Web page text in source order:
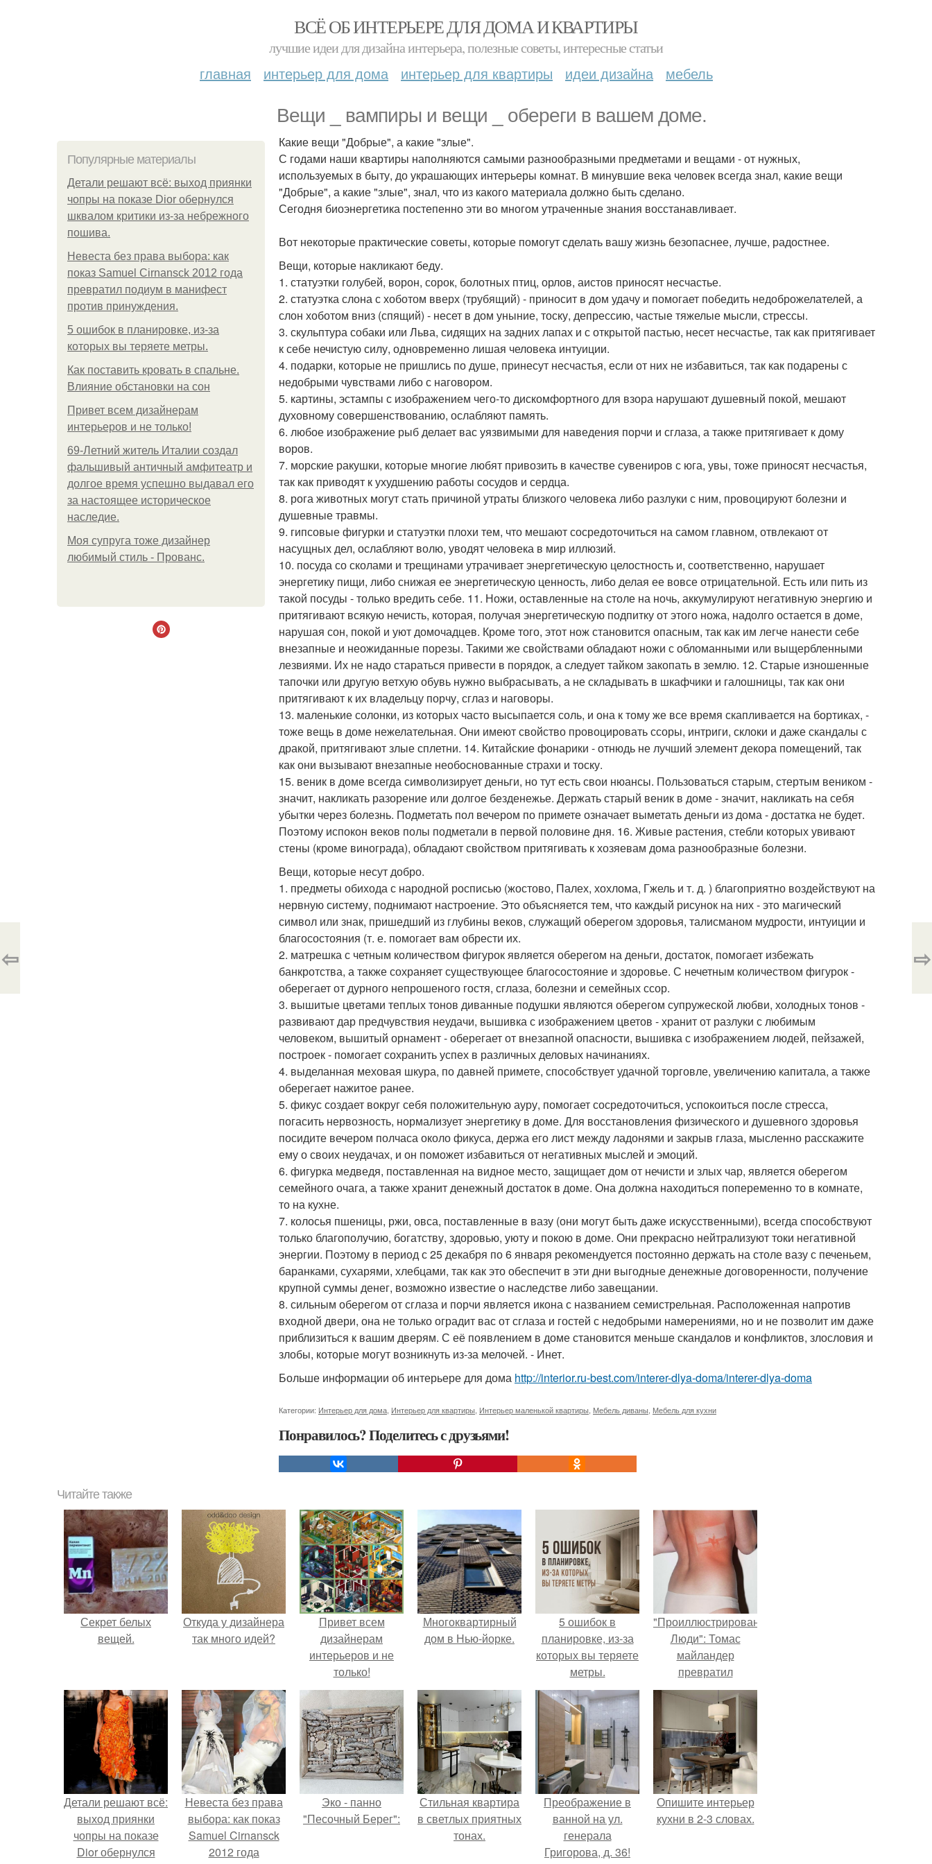
ВСЁ ОБ ИНТЕРЬЕРЕ ДЛЯ ДОМА И КВАРТИРЫ
лучшие идеи для дизайна интерьера, полезные советы, интересные статьи
главная интерьер для дома интерьер для квартиры идеи дизайна мебель
Вещи _ вампиры и вещи _ обереги в вашем доме.
Популярные материалы
Детали решают всё: выход приянки
чопры на показе Dior обернулся
шквалом критики из-за небрежного
пошива.
Невеста без права выбора: как
показ Samuel Cirnansck 2012 года
превратил подиум в манифест
против принуждения.
5 ошибок в планировке, из-за
которых вы теряете метры.
Как поставить кровать в спальне.
Влияние обстановки на сон
Привет всем дизайнерам
интерьеров и не только!
69-Летний житель Италии создал
фальшивый античный амфитеатр и
долгое время успешно выдавал его
за настоящее историческое
наследие.
Моя супруга тоже дизайнер
любимый стиль - Прованс.
Какие вещи "Добрые", а какие "злые".
С годами наши квартиры наполняются самыми разнообразными предметами и вещами - от нужных,
используемых в быту, до украшающих интерьеры комнат. В минувшие века человек всегда знал, какие вещи
"Добрые", а какие "злые", знал, что из какого материала должно быть сделано.
Сегодня биоэнергетика постепенно эти во многом утраченные знания восстанавливает.
Вот некоторые практические советы, которые помогут сделать вашу жизнь безопаснее, лучше, радостнее.
Вещи, которые накликают беду.
1. статуэтки голубей, ворон, сорок, болотных птиц, орлов, аистов приносят несчастье.
2. статуэтка слона с хоботом вверх (трубящий) - приносит в дом удачу и помогает победить недоброжелателей, а
слон хоботом вниз (спящий) - несет в дом уныние, тоску, депрессию, частые тяжелые мысли, стрессы.
3. скульптура собаки или Льва, сидящих на задних лапах и с открытой пастью, несет несчастье, так как притягивает
к себе нечистую силу, одновременно лишая человека интуиции.
4. подарки, которые не пришлись по душе, принесут несчастья, если от них не избавиться, так как подарены с
недобрыми чувствами либо с наговором.
5. картины, эстампы с изображением чего-то дискомфортного для взора нарушают душевный покой, мешают
духовному совершенствованию, ослабляют память.
6. любое изображение рыб делает вас уязвимыми для наведения порчи и сглаза, а также притягивает к дому
воров.
7. морские ракушки, которые многие любят привозить в качестве сувениров с юга, увы, тоже приносят несчастья,
так как приводят к ухудшению работы сосудов и сердца.
8. рога животных могут стать причиной утраты близкого человека либо разлуки с ним, провоцируют болезни и
душевные травмы.
9. гипсовые фигурки и статуэтки плохи тем, что мешают сосредоточиться на самом главном, отвлекают от
насущных дел, ослабляют волю, уводят человека в мир иллюзий.
10. посуда со сколами и трещинами утрачивает энергетическую целостность и, соответственно, нарушает
энергетику пищи, либо снижая ее энергетическую ценность, либо делая ее вовсе отрицательной. Есть или пить из
такой посуды - только вредить себе. 11. Ножи, оставленные на столе на ночь, аккумулируют негативную энергию и
притягивают всякую нечисть, которая, получая энергетическую подпитку от этого ножа, надолго остается в доме,
нарушая сон, покой и уют домочадцев. Кроме того, этот нож становится опасным, так как им легче нанести себе
внезапные и неожиданные порезы. Такими же свойствами обладают ножи с обломанными или выщербленными
лезвиями. Их не надо стараться привести в порядок, а следует тайком закопать в землю. 12. Старые изношенные
тапочки или другую ветхую обувь нужно выбрасывать, а не складывать в шкафчики и галошницы, так как они
притягивают к их владельцу порчу, сглаз и наговоры.
13. маленькие солонки, из которых часто высыпается соль, и она к тому же все время скапливается на бортиках, -
тоже вещь в доме нежелательная. Они имеют свойство провоцировать ссоры, интриги, склоки и даже скандалы с
дракой, притягивают злые сплетни. 14. Китайские фонарики - отнюдь не лучший элемент декора помещений, так
как они вызывают внезапные необоснованные страхи и тоску.
15. веник в доме всегда символизирует деньги, но тут есть свои нюансы. Пользоваться старым, стертым веником -
значит, накликать разорение или долгое безденежье. Держать старый веник в доме - значит, накликать на себя
убытки через болезнь. Подметать пол вечером по примете означает выметать деньги из дома - достатка не будет.
Поэтому испокон веков полы подметали в первой половине дня. 16. Живые растения, стебли которых увивают
стены (кроме винограда), обладают свойством притягивать к хозяевам дома разнообразные болезни.
Вещи, которые несут добро.
1. предметы обихода с народной росписью (жостово, Палех, хохлома, Гжель и т. д. ) благоприятно воздействуют на
нервную систему, поднимают настроение. Это объясняется тем, что каждый рисунок на них - это магический
символ или знак, пришедший из глубины веков, служащий оберегом здоровья, талисманом мудрости, интуиции и
благосостояния (т. е. помогает вам обрести их.
2. матрешка с четным количеством фигурок является оберегом на деньги, достаток, помогает избежать
банкротства, а также сохраняет существующее благосостояние и здоровье. С нечетным количеством фигурок -
оберегает от дурного непрошеного гостя, сглаза, болезни и семейных ссор.
3. вышитые цветами теплых тонов диванные подушки являются оберегом супружеской любви, холодных тонов -
развивают дар предчувствия неудачи, вышивка с изображением цветов - хранит от разлуки с любимым
человеком, вышитый орнамент - оберегает от внезапной опасности, вышивка с изображением людей, пейзажей,
построек - помогает сохранить успех в различных деловых начинаниях.
4. выделанная меховая шкура, по давней примете, способствует удачной торговле, увеличению капитала, а также
оберегает нажитое ранее.
5. фикус создает вокруг себя положительную ауру, помогает сосредоточиться, успокоиться после стресса,
погасить нервозность, нормализует энергетику в доме. Для восстановления физического и душевного здоровья
посидите вечером полчаса около фикуса, держа его лист между ладонями и закрыв глаза, мысленно расскажите
ему о своих неудачах, и он поможет избавиться от негативных мыслей и эмоций.
6. фигурка медведя, поставленная на видное место, защищает дом от нечисти и злых чар, является оберегом
семейного очага, а также хранит денежный достаток в доме. Она должна находиться попеременно то в комнате,
то на кухне.
7. колосья пшеницы, ржи, овса, поставленные в вазу (они могут быть даже искусственными), всегда способствуют
только благополучию, богатству, здоровью, уюту и покою в доме. Они прекрасно нейтрализуют токи негативной
энергии. Поэтому в период с 25 декабря по 6 января рекомендуется постоянно держать на столе вазу с печеньем,
баранками, сухарями, хлебцами, так как это обеспечит в эти дни выгодные денежные договоренности, получение
крупной суммы денег, возможно известие о наследстве либо завещании.
8. сильным оберегом от сглаза и порчи является икона с названием семистрельная. Расположенная напротив
входной двери, она не только оградит вас от сглаза и гостей с недобрыми намерениями, но и не позволит им даже
приблизиться к вашим дверям. С её появлением в доме становится меньше скандалов и конфликтов, злословия и
злобы, которые могут возникнуть из-за мелочей. - Инет.
Больше информации об интерьере для дома http://interior.ru-best.com/interer-dlya-doma/interer-dlya-doma
Категории: Интерьер для дома Интерьер для квартиры Интерьер маленькой квартиры Мебель диваны Мебель для кухни
Понравилось? Поделитесь с друзьями!
⇦ ⇨
Читайте также
Секрет белых
вещей.
Откуда у дизайнера
так много идей?
Привет всем
дизайнерам
интерьеров и не
только!
Многоквартирный
дом в Нью-йорке.
5 ошибок в
планировке, из-за
которых вы теряете
метры.
"Проиллюстрированные
Люди": Томас
майландер
превратил
солнечные ожоги в
арт - объект.
Детали решают всё:
выход приянки
чопры на показе
Dior обернулся
Невеста без права
выбора: как показ
Samuel Cirnansck
2012 года
Эко - панно
"Песочный Берег":
Стильная квартира
в светлых приятных
тонах.
Преображение в
ванной на ул.
генерала
Григорова, д. 36!
Опишите интерьер
кухни в 2-3 словах.